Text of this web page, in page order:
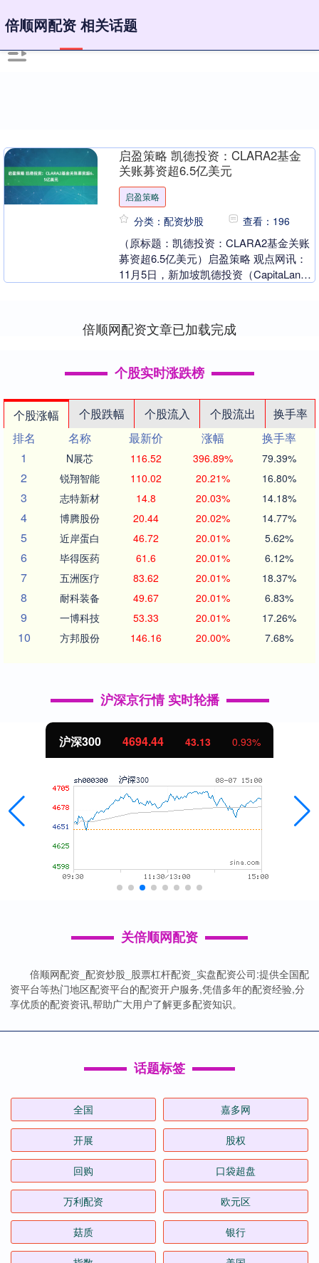
倍顺网配资 相关话题
启盈策略 凯德投资：CLARA2基金
关账募资超6.5亿美元
启盈策略
分类：配资炒股 查看：196
（原标题：凯德投资：CLARA2基金关账
募资超6.5亿美元）启盈策略 观点网讯：
11月5日，新加坡凯德投资（CapitaLand
倍顺网配资文章已加载完成
个股实时涨跌榜
个股涨幅 个股跌幅 个股流入 个股流出
换手率
排名
名称 最新价 涨幅
换手率
1
N展芯 116.52 396.89% 79.39%
2 锐翔智能 110.02 20.21% 16.80%
3 志特新材 14.8 20.03% 14.18%
4 博腾股份 20.44 20.02% 14.77%
5 近岸蛋白 46.72 20.01% 5.62%
6 毕得医药 61.6 20.01% 6.12%
7 五洲医疗 83.62 20.01% 18.37%
8 耐科装备 49.67 20.01% 6.83%
9 一博科技 53.33 20.01% 17.26%
10 方邦股份 146.16 20.00% 7.68%
沪深京行情 实时轮播
沪深300 4694.44 43.13 0.93%
关倍顺网配资
倍顺网配资_配资炒股_股票杠杆配资_实盘配资公司:提供全国配
资平台等热门地区配资平台的配资开户服务,凭借多年的配资经验,分
享优质的配资资讯,帮助广大用户了解更多配资知识。
话题标签
全国 嘉多网
开展 股权
回购 口袋超盘
万利配资 欧元区
菇质 银行